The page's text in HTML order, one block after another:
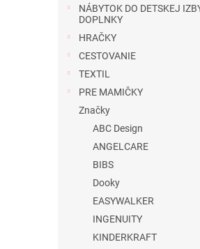
NÁBYTOK DO DETSKEJ
DOPLNKY
HRAČKY
CESTOVANIE
TEXTIL
PRE MAMIČKY
Značky
ABC Design
ANGELCARE
BIBS
Dooky
EASYWALKER
INGENUITY
KINDERKRAFT